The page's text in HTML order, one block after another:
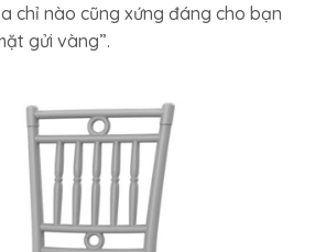
chỉ nào cũng xứng đáng cho bạn
gửi vàng”.